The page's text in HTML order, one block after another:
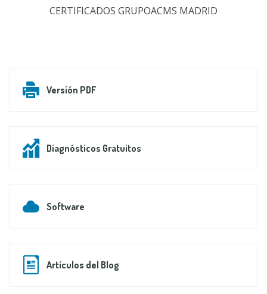
CERTIFICADOS GRUPOACMS MADRID
Versión PDF
Diagnósticos Gratuitos
Software
Artículos del Blog